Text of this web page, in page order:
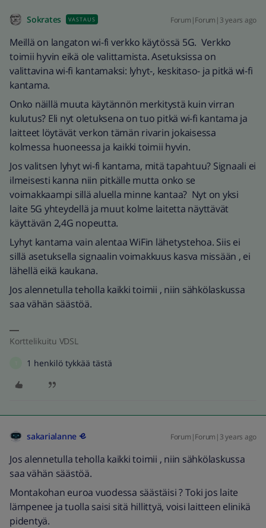
Sokrates VASTAUS Forum|Forum|3 years ago
Meillä on langaton wi-fi verkko käytössä 5G. Verkko
toimii hyvin eikä ole valittamista. Asetuksissa on
valittavina wi-fi kantamaksi: lyhyt-, keskitaso- ja pitkä wi-fi
kantama.
Onko näillä muuta käytännön merkitystä kuin virran
kulutus? Eli nyt oletuksena on tuo pitkä wi-fi kantama ja
laitteet löytävät verkon tämän rivarin jokaisessa
kolmessa huoneessa ja kaikki toimii hyvin.
Jos valitsen lyhyt wi-fi kantama, mitä tapahtuu? Signaali ei
ilmeisesti kanna niin pitkälle mutta onko se
voimakkaampi sillä aluella minne kantaa? Nyt on yksi
laite 5G yhteydellä ja muut kolme laitetta näyttävät
käyttävän 2,4G nopeutta.
Lyhyt kantama vain alentaa WiFin lähetystehoa. Siis ei
sillä asetuksella signaalin voimakkuus kasva missään , ei
lähellä eikä kaukana.
Jos alennetulla teholla kaikki toimii , niin sähkölaskussa
saa vähän säästöä.
Korttelikuitu VDSL
1 henkilö tykkää tästä
sakarialanne Forum|Forum|3 years ago
Jos alennetulla teholla kaikki toimii , niin sähkölaskussa
saa vähän säästöä.
Montakohan euroa vuodessa säästäisi ? Toki jos laite
lämpenee ja tuolla saisi sitä hillittyä, voisi laitteen elinikä
pidentyä.